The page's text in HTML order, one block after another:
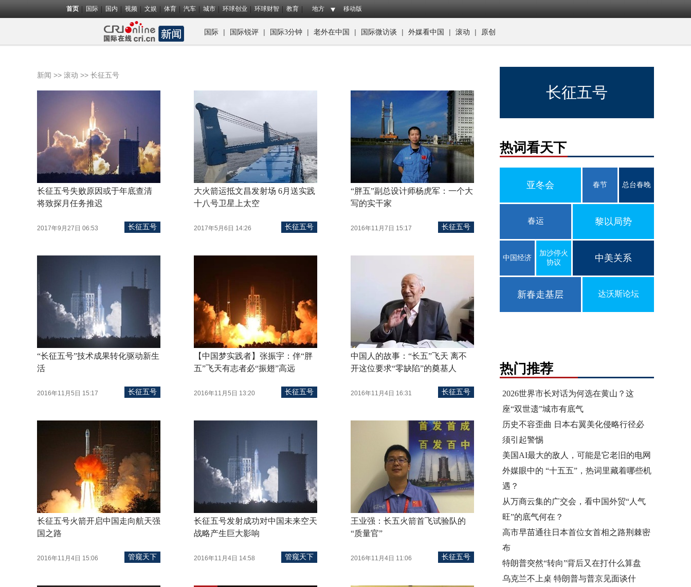
首页 国际 国内 视频 文娱 体育 汽车 城市 环球创业 环球财智 教育 地方 移动版
国际 | 国际锐评 | 国际3分钟 | 老外在中国 | 国际微访谈 | 外媒看中国 | 滚动 | 原创
新闻 >> 滚动 >> 长征五号
长征五号失败原因或于年底查清
将致探月任务推迟
长征五号
2017年9月27日 06:53
大火箭运抵文昌发射场 6月送实践
十八号卫星上太空
长征五号
2017年5月6日 14:26
“胖五”副总设计师杨虎军：一个大
写的实干家
长征五号
2016年11月7日 15:17
“长征五号”技术成果转化驱动新生
活
长征五号
2016年11月5日 15:17
【中国梦实践者】张振宇：伴“胖
五”飞天有志者必“振翅”高远
长征五号
2016年11月5日 13:20
中国人的故事：“长五”飞天 离不
开这位要求“零缺陷”的奠基人
长征五号
2016年11月4日 16:31
长征五号火箭开启中国走向航天强
国之路
管窥天下
2016年11月4日 15:06
长征五号发射成功对中国未来空天
战略产生巨大影响
管窥天下
2016年11月4日 14:58
王业强：长五火箭首飞试验队的
“质量官”
长征五号
2016年11月4日 11:06
长征五号
热词看天下
亚冬会 春节 总台春晚
春运 黎以局势
中国经济
加沙停火
协议
中美关系
新春走基层 达沃斯论坛
热门推荐
2026世界市长对话为何选在黄山？这
座“双世遗”城市有底气
历史不容歪曲 日本右翼美化侵略行径必
须引起警惕
美国AI最大的敌人，可能是它老旧的电网
外媒眼中的 “十五五”，热词里藏着哪些机
遇？
从万商云集的广交会，看中国外贸“人气
旺”的底气何在？
高市早苗通往日本首位女首相之路荆棘密
布
特朗普突然“转向”背后又在打什么算盘
乌克兰不上桌 特朗普与普京见面谈什